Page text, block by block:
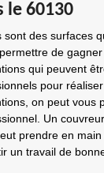
le 60130
sont des surfaces
de
qui peuvent
pour
on peut vous
Un
prendre en
un travail de